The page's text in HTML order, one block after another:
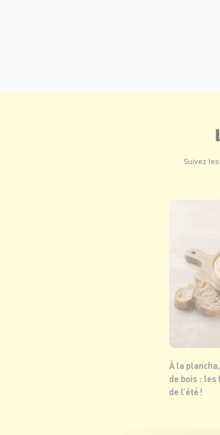
Suivez
À la
de bois :
de l’été !